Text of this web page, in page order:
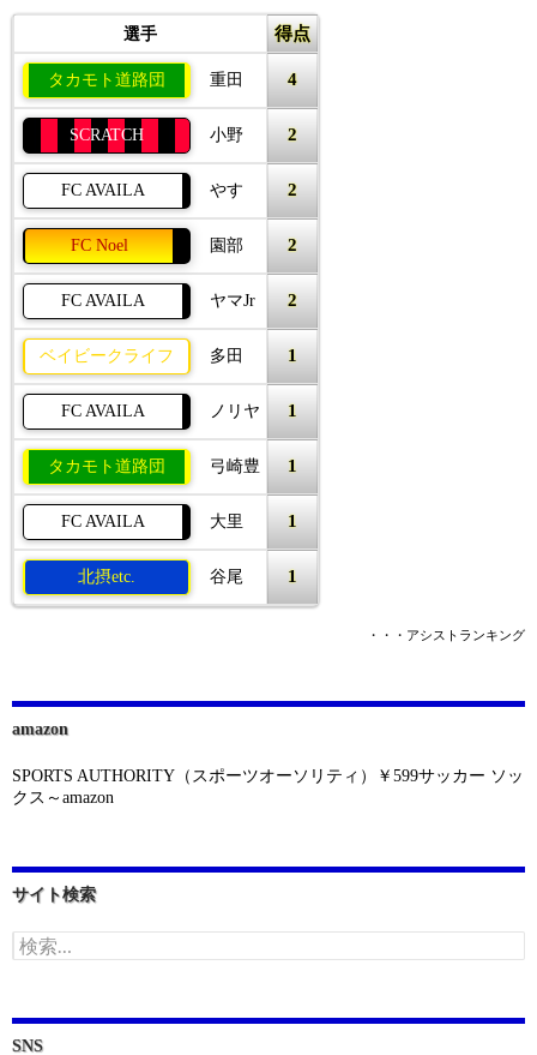
選手 得点
タカモト道路団 重田 4
SCRATCH 小野 2
FC AVAILA やす 2
FC Noel 園部 2
FC AVAILA ヤマJr 2
ベイビークライフ 多田 1
FC AVAILA ノリヤ 1
タカモト道路団 弓崎豊 1
FC AVAILA 大里 1
北摂etc. 谷尾 1
・・・アシストランキング
amazon
SPORTS AUTHORITY（スポーツオーソリティ）￥599サッカー ソッ
クス～amazon
サイト検索
検
索:
SNS